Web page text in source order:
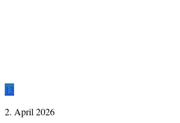
13
2. April 2026